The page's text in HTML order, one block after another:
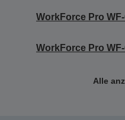
WorkForce Pro
WorkForce Pro
Alle